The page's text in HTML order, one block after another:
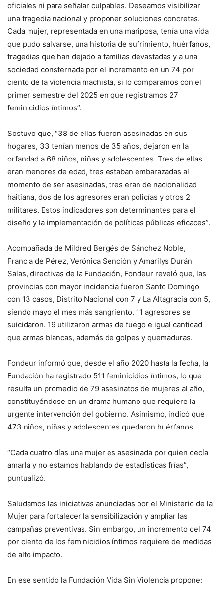
oficiales ni para señalar culpables. Deseamos visibilizar
una tragedia nacional y proponer soluciones concretas.
Cada mujer, representada en una mariposa, tenía una vida
que pudo salvarse, una historia de sufrimiento, huérfanos,
tragedias que han dejado a familias devastadas y a una
sociedad consternada por el incremento en un 74 por
ciento de la violencia machista, si lo comparamos con el
primer semestre del 2025 en que registramos 27
feminicidios íntimos”.
Sostuvo que, “38 de ellas fueron asesinadas en sus
hogares, 33 tenían menos de 35 años, dejaron en la
orfandad a 68 niños, niñas y adolescentes. Tres de ellas
eran menores de edad, tres estaban embarazadas al
momento de ser asesinadas, tres eran de nacionalidad
haitiana, dos de los agresores eran policías y otros 2
militares. Estos indicadores son determinantes para el
diseño y la implementación de políticas públicas eficaces”.
Acompañada de Mildred Bergés de Sánchez Noble,
Francia de Pérez, Verónica Sención y Amarilys Durán
Salas, directivas de la Fundación, Fondeur reveló que, las
provincias con mayor incidencia fueron Santo Domingo
con 13 casos, Distrito Nacional con 7 y La Altagracia con 5,
siendo mayo el mes más sangriento. 11 agresores se
suicidaron. 19 utilizaron armas de fuego e igual cantidad
que armas blancas, además de golpes y quemaduras.
Fondeur informó que, desde el año 2020 hasta la fecha, la
Fundación ha registrado 511 feminicidios íntimos, lo que
resulta un promedio de 79 asesinatos de mujeres al año,
constituyéndose en un drama humano que requiere la
urgente intervención del gobierno. Asimismo, indicó que
473 niños, niñas y adolescentes quedaron huérfanos.
“Cada cuatro días una mujer es asesinada por quien decía
amarla y no estamos hablando de estadísticas frías”,
puntualizó.
Saludamos las iniciativas anunciadas por el Ministerio de la
Mujer para fortalecer la sensibilización y ampliar las
campañas preventivas. Sin embargo, un incremento del 74
por ciento de los feminicidios íntimos requiere de medidas
de alto impacto.
En ese sentido la Fundación Vida Sin Violencia propone: